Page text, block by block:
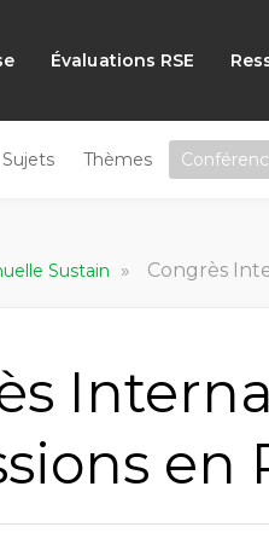
Évaluations RSE
Sujets Thèmes
Sustain » Congrès
en